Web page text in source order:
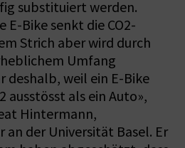
substituiert werden.
E-Bike senkt die CO2-
Strich aber wird durch
Umfang
deshalb, weil ein E-Bike
ausstösst als ein Auto»,
Hintermann,
der Universität Basel. Er